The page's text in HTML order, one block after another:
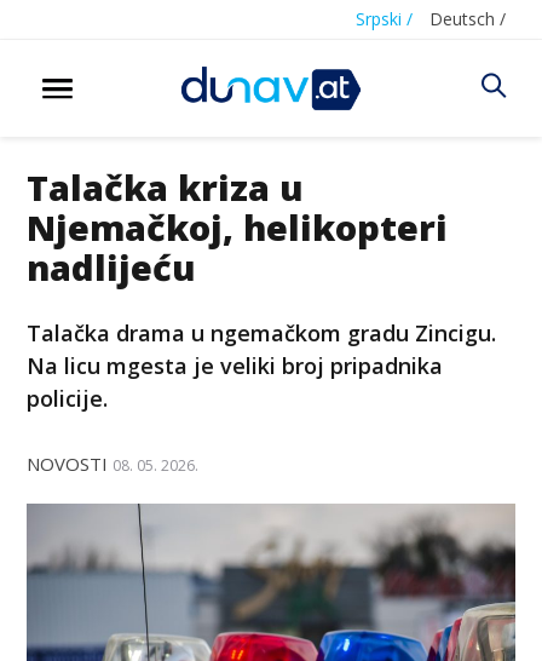
Srpski / Deutsch /
Talačka kriza u
Njemačkoj, helikopteri
nadlijeću
Talačka drama u ngemačkom gradu Zincigu.
Na licu mgesta je veliki broj pripadnika
policije.
NOVOSTI 08. 05. 2026.